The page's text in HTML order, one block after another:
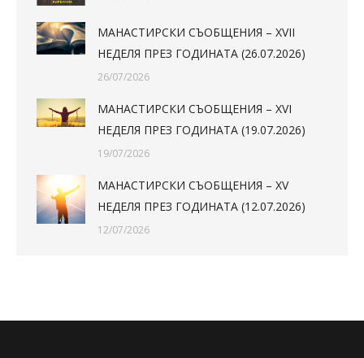
МАНАСТИРСКИ СЪОБЩЕНИЯ – XVII
НЕДЕЛЯ ПРЕЗ ГОДИНАТА (26.07.2026)
26/07/2026
МАНАСТИРСКИ СЪОБЩЕНИЯ – XVI
НЕДЕЛЯ ПРЕЗ ГОДИНАТА (19.07.2026)
19/07/2026
МАНАСТИРСКИ СЪОБЩЕНИЯ – XV
НЕДЕЛЯ ПРЕЗ ГОДИНАТА (12.07.2026)
12/07/2026